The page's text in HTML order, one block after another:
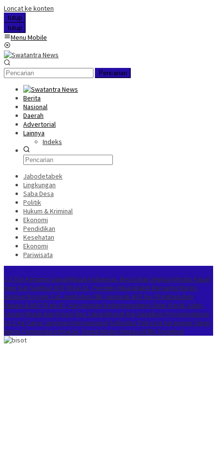
Loncat ke konten
tutup
tutup
Menu Mobile
Pencarian
Berita
Nasional
Daerah
Advertorial
Lainnya
Indeks
Jabodetabek
Lingkungan
Saba Desa
Politik
Hukum & Kriminal
Ekonomi
Pendidikan
Kesehatan
Ekonomi
Pariwisata
1,3 Ton Ketamin Gagal Masuk Indonesia, Bea Cukai Ungkap Modus Kapal
King Sun Sambut HUT RI ke-81, Pemdes Muarabakti Bersama Warga
Gotong Royong Cat Jembatan CBLSemarak HUT ke-76 Kabupaten
Bekasi & HUT RI ke-81, Kecamatan Kedungwaringin Gelar Gerak Jalan,
Senam Masal dan Kreasi Bea Cukai Ngurah Rai Gagalkan Penyelundupan
10,1 Kg Ganja Jaringan InternasionalSatlantas Polresta Karawang Sigap
Bantu Pengendara Mogok, Derek Motor Hingga SPBU Terdekat